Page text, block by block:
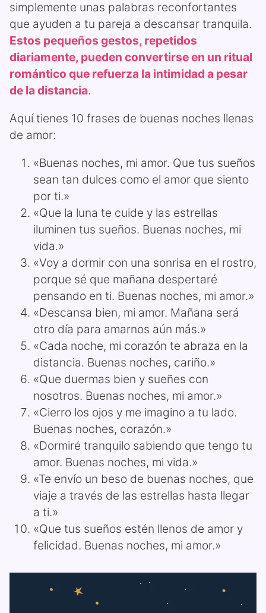
simplemente unas palabras reconfortantes
que ayuden a tu pareja a descansar tranquila.
Estos pequeños gestos, repetidos
diariamente, pueden convertirse en un ritual
romántico que refuerza la intimidad a pesar
de la distancia.
Aquí tienes 10 frases de buenas noches llenas
de amor:
«Buenas noches, mi amor. Que tus sueños
sean tan dulces como el amor que siento
por ti.»
«Que la luna te cuide y las estrellas
iluminen tus sueños. Buenas noches, mi
vida.»
«Voy a dormir con una sonrisa en el rostro,
porque sé que mañana despertaré
pensando en ti. Buenas noches, mi amor.»
«Descansa bien, mi amor. Mañana será
otro día para amarnos aún más.»
«Cada noche, mi corazón te abraza en la
distancia. Buenas noches, cariño.»
«Que duermas bien y sueñes con
nosotros. Buenas noches, mi amor.»
«Cierro los ojos y me imagino a tu lado.
Buenas noches, corazón.»
«Dormiré tranquilo sabiendo que tengo tu
amor. Buenas noches, mi vida.»
«Te envío un beso de buenas noches, que
viaje a través de las estrellas hasta llegar
a ti.»
«Que tus sueños estén llenos de amor y
felicidad. Buenas noches, mi amor.»